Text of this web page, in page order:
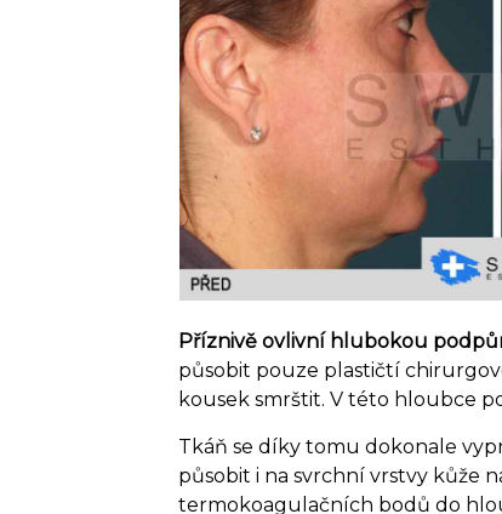
Příznivě ovlivní hlubokou
působit pouze plastičtí
kousek smrštit. V této hloubce
Tkáň se díky tomu dokonale
působit i na svrchní vrstvy kůže
termokoagulačních bodů do